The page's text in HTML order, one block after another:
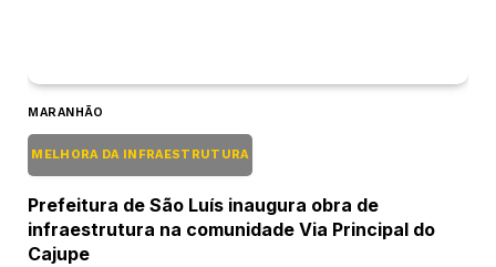
MARANHÃO
MELHORA DA INFRAESTRUTURA
Prefeitura de São Luís inaugura obra de
infraestrutura na comunidade Via Principal do
Cajupe